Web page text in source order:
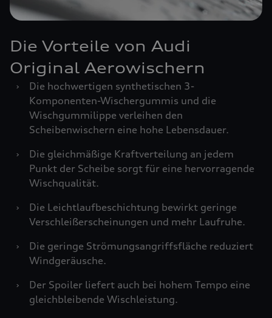
Die Vorteile von Audi
Original Aerowischern
›
Die hochwertigen synthetischen 3-
Komponenten-Wischergummis und die
Wischgummilippe verleihen den
Scheibenwischern eine hohe Lebensdauer.
›
Die gleichmäßige Kraftverteilung an jedem
Punkt der Scheibe sorgt für eine hervorragende
Wischqualität.
›
Die Leichtlaufbeschichtung bewirkt geringe
Verschleißerscheinungen und mehr Laufruhe.
›
Die geringe Strömungsangriffsfläche reduziert
Windgeräusche.
›
Der Spoiler liefert auch bei hohem Tempo eine
gleichbleibende Wischleistung.